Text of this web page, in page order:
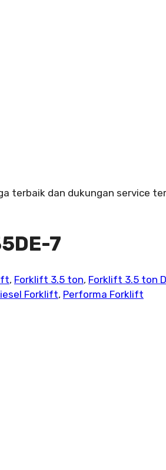
terbaik dan dukungan service
7
, Forklift 3.5 ton, Forklift 3.5 ton
Forklift, Performa Forklift